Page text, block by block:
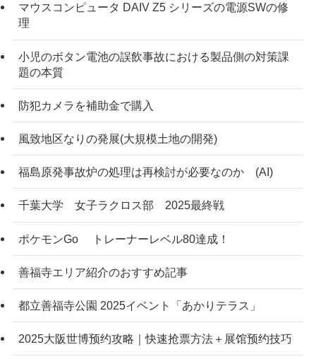
マウスコンピュータ DAIV Z5 シリーズの電源SWの修
理
小児のボタン電池の誤飲事故における製品側の対策課
題の本質
防犯カメラを補助金で購入
風致地区なりの発展(大規模土地の開発)
福島原発事故炉の処理は再検討が必要なのか (AI)
千葉大学 女子ラクロス部 2025最終戦
ポケモンGo トレーナーレベル80達成！
善福寺エリア紹介のおすすめ記事
都立善福寺公園 2025イベント「あかりテラス」
2025大阪世博预约攻略｜快速抢票方法＋展馆预约技巧